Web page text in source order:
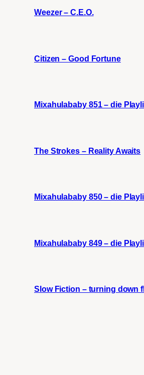
Weezer – C.E.O.
Citizen – Good Fortune
Mixahulababy 851 – die
The Strokes – Reality Awaits
Mixahulababy 850 – die
Mixahulababy 849 – die
Slow Fiction – turning down